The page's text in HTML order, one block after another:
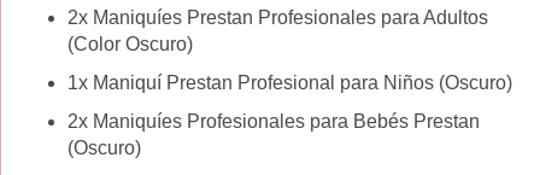
2x Maniquíes Prestan Profesionales para Adultos
(Color Oscuro)
1x Maniquí Prestan Profesional para Niños (Oscuro)
2x Maniquíes Profesionales para Bebés Prestan
(Oscuro)